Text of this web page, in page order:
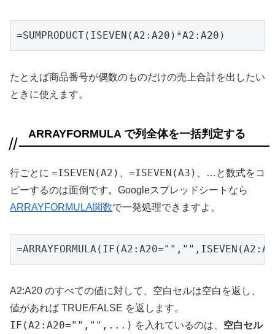
=SUMPRODUCT(ISEVEN(A2:A20)*A2:A20)
たとえば商品番号が偶数のものだけの売上合計を出したい
ときに使えます。
ARRAYFORMULA で列全体を一括判定する
行ごとに =ISEVEN(A2) =ISEVEN(A3)
、…と数式をコ
ピーするのは面倒です。Googleスプレッドシートなら
ARRAYFORMULA関数で一発処理できますよ。
A2:A20 のすべての値に対して、空白セルは空白を返し、
値があれば TRUE/FALSE を返します。
IF(A2:A20="","",...) を入れているのは、 空白セル